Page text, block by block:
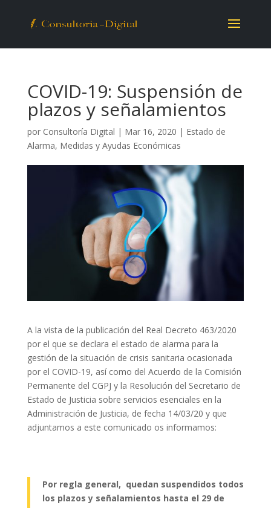
COVID-19: Suspensión de
plazos y señalamientos
por Consultoría Digital | Mar 16, 2020 | Estado de
Alarma, Medidas y Ayudas Económicas
A la vista de la publicación del Real Decreto 463/2020
por el que se declara el estado de alarma para la
gestión de la situación de crisis sanitaria ocasionada
por el COVID-19, así como del Acuerdo de la Comisión
Permanente del CGPJ y la Resolución del Secretario de
Estado de Justicia sobre servicios esenciales en la
Administración de Justicia, de fecha 14/03/20 y que
adjuntamos a este comunicado os informamos:
Por regla general, quedan suspendidos todos
los plazos y señalamientos hasta el 29 de